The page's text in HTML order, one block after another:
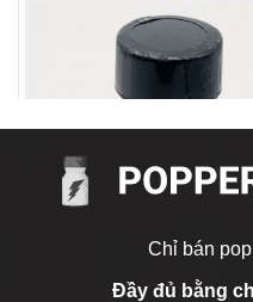
máu, làm cơ thể dễ
vùng nhạy cảm.
Hướng dẫn sử
Hãy dùng popper Jungle
đảm bảo hiệu quả và an
Chỉ bán
Đầy đủ bằng